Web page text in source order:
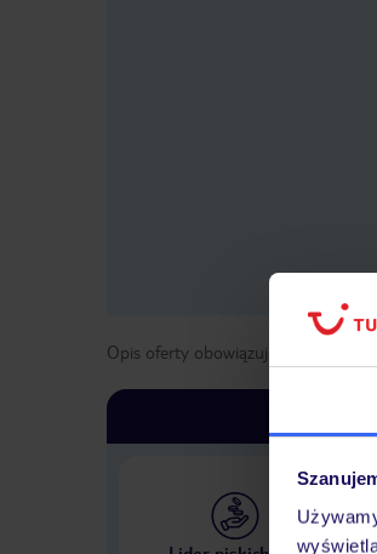
Opis oferty obowiązuje dla